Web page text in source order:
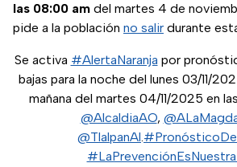
las 08:00 am del martes 4 de
pide a la población no salir durante
Se activa #AlertaNaranja por
bajas para la noche del lunes 03/11/
mañana del martes 04/11/2025 en
@AlcaldiaAO,
@TlalpanAl.